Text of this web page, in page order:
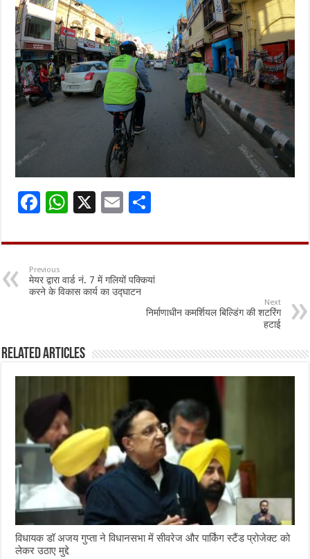
F
e
b
o
W
at
sA
p
X
E
ai
l
ar
e
Previous
मेयर द्वारा वार्ड नं. 7 में गलियों पक्कियां
करने के विकास कार्य का उद्घाटन
Next
निर्माणाधीन कमर्शियल बिल्डिंग की शटरिंग
हटाई
Related Articles
विधायक डॉ अजय गुप्ता ने विधानसभा में सीवरेज और पार्किंग स्टैंड प्रोजेक्ट को
लेकर उठाए मुद्दे